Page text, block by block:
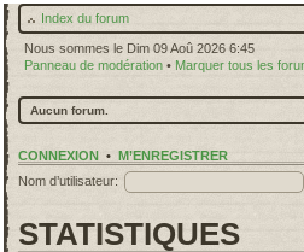
Index du forum
Nous sommes le Dim 09 Aoû 2026 6:45
Panneau de modération • Marquer tous les
Aucun forum.
CONNEXION • M’ENREGISTRER
Nom d’utilisateur:
STATISTIQUES